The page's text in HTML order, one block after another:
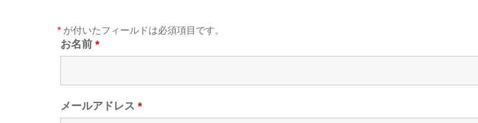
* が付いたフィールドは必須項目です。
お名前 *
メールアドレス *